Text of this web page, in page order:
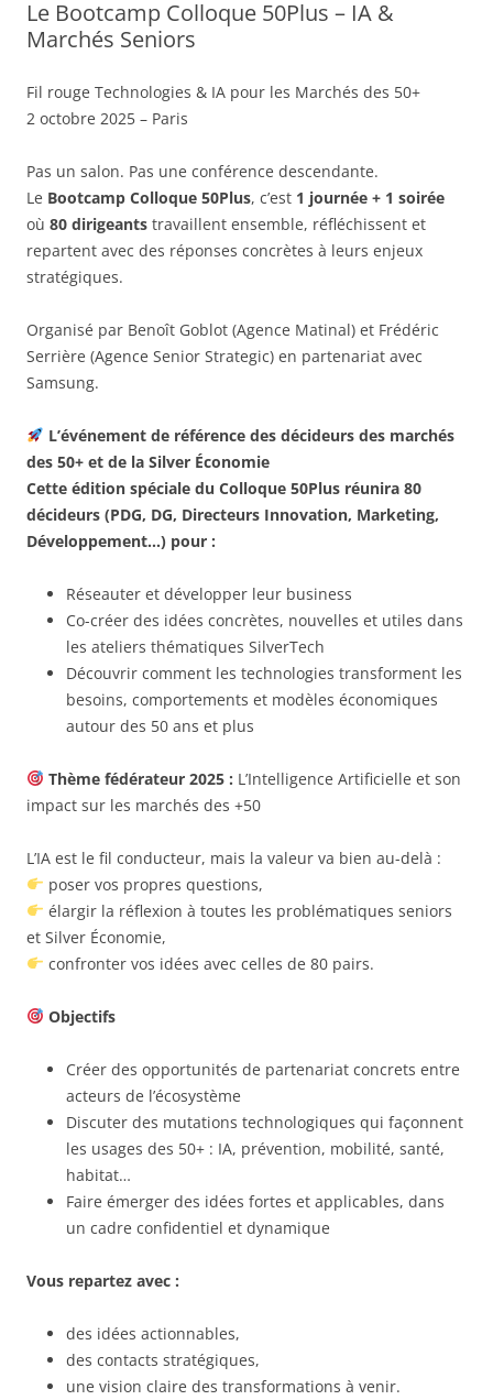
Le Bootcamp Colloque 50Plus – IA &
Marchés Seniors
Fil rouge Technologies & IA pour les Marchés des 50+
2 octobre 2025 – Paris
Pas un salon. Pas une conférence descendante.
Le Bootcamp Colloque 50Plus, c’est 1 journée + 1 soirée
où 80 dirigeants travaillent ensemble, réfléchissent et
repartent avec des réponses concrètes à leurs enjeux
stratégiques.
Organisé par Benoît Goblot (Agence Matinal) et Frédéric
Serrière (Agence Senior Strategic) en partenariat avec
Samsung.
L’événement de référence des décideurs des marchés
des 50+ et de la Silver Économie
Cette édition spéciale du Colloque 50Plus réunira 80
décideurs (PDG, DG, Directeurs Innovation, Marketing,
Développement…) pour :
Réseauter et développer leur business
Co-créer des idées concrètes, nouvelles et utiles dans
les ateliers thématiques SilverTech
Découvrir comment les technologies transforment les
besoins, comportements et modèles économiques
autour des 50 ans et plus
Thème fédérateur 2025 : L’Intelligence Artificielle et son
impact sur les marchés des +50
L’IA est le fil conducteur, mais la valeur va bien au-delà :
poser vos propres questions,
élargir la réflexion à toutes les problématiques seniors
et Silver Économie,
confronter vos idées avec celles de 80 pairs.
Objectifs
Créer des opportunités de partenariat concrets entre
acteurs de l’écosystème
Discuter des mutations technologiques qui façonnent
les usages des 50+ : IA, prévention, mobilité, santé,
habitat…
Faire émerger des idées fortes et applicables, dans
un cadre confidentiel et dynamique
Vous repartez avec :
des idées actionnables,
des contacts stratégiques,
une vision claire des transformations à venir.